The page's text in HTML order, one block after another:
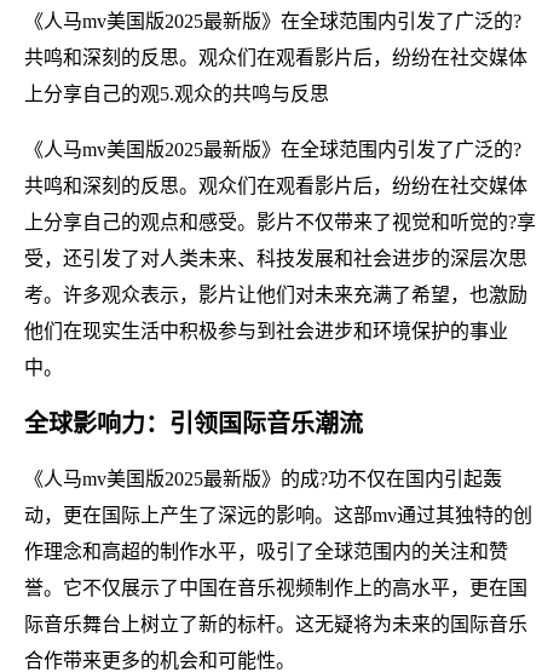
《人马mv美国版2025最新版》在全球范围内引发了广泛的?
共鸣和深刻的反思。观众们在观看影片后，纷纷在社交媒体
上分享自己的观5.观众的共鸣与反思
《人马mv美国版2025最新版》在全球范围内引发了广泛的?
共鸣和深刻的反思。观众们在观看影片后，纷纷在社交媒体
上分享自己的观点和感受。影片不仅带来了视觉和听觉的?享
受，还引发了对人类未来、科技发展和社会进步的深层次思
考。许多观众表示，影片让他们对未来充满了希望，也激励
他们在现实生活中积极参与到社会进步和环境保护的事业
中。
全球影响力：引领国际音乐潮流
《人马mv美国版2025最新版》的成?功不仅在国内引起轰
动，更在国际上产生了深远的影响。这部mv通过其独特的创
作理念和高超的制作水平，吸引了全球范围内的关注和赞
誉。它不仅展示了中国在音乐视频制作上的高水平，更在国
际音乐舞台上树立了新的标杆。这无疑将为未来的国际音乐
合作带来更多的机会和可能性。